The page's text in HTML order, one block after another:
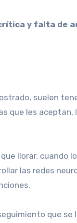
y falta de
suelen
que les
llorar, cuando
las redes
que se